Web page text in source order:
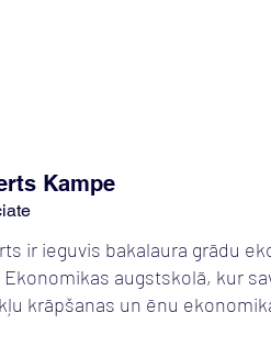
Kampe
ir ieguvis bakalaura grādu
Ekonomikas augstskolā, kur
krāpšanas un ēnu